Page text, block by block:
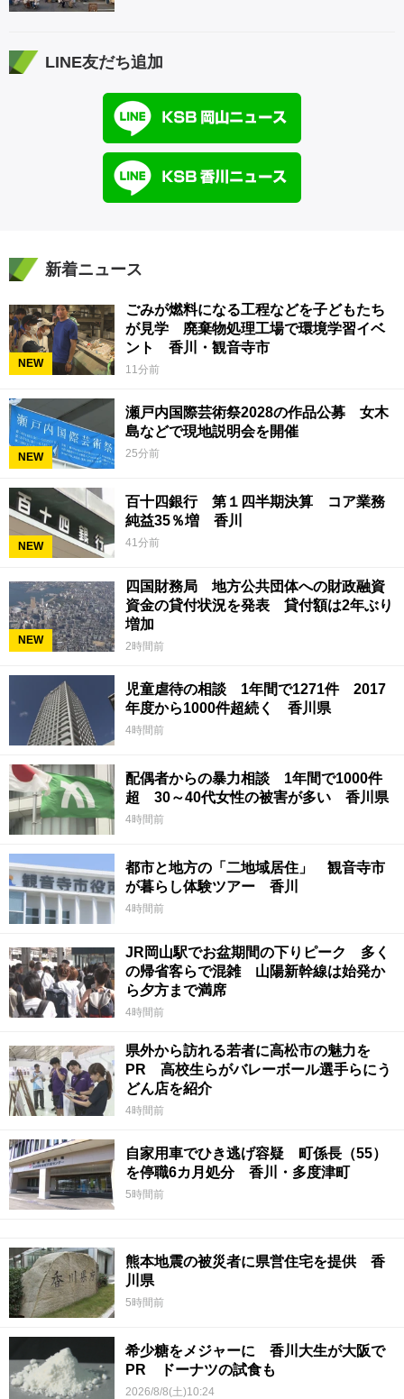
LINE友だち追加
新着ニュース
NEW
ごみが燃料になる工程などを子どもたち
が見学 廃棄物処理工場で環境学習イベ
ント 香川・観音寺市
11分前
NEW
瀬戸内国際芸術祭2028の作品公募 女木
島などで現地説明会を開催
25分前
NEW
百十四銀行 第１四半期決算 コア業務
純益35％増 香川
41分前
NEW
四国財務局 地方公共団体への財政融資
資金の貸付状況を発表 貸付額は2年ぶり
増加
2時間前
児童虐待の相談 1年間で1271件 2017
年度から1000件超続く 香川県
4時間前
配偶者からの暴力相談 1年間で1000件
超 30～40代女性の被害が多い 香川県
4時間前
都市と地方の「二地域居住」 観音寺市
が暮らし体験ツアー 香川
4時間前
JR岡山駅でお盆期間の下りピーク 多く
の帰省客らで混雑 山陽新幹線は始発か
ら夕方まで満席
4時間前
県外から訪れる若者に高松市の魅力を
PR 高校生らがバレーボール選手らにう
どん店を紹介
4時間前
自家用車でひき逃げ容疑 町係長（55）
を停職6カ月処分 香川・多度津町
5時間前
熊本地震の被災者に県営住宅を提供 香
川県
5時間前
希少糖をメジャーに 香川大生が大阪で
PR ドーナツの試食も
2026/8/8(土)10:24